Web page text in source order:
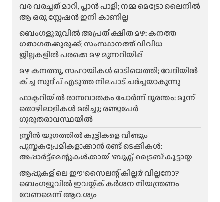
വര വരച്ചത് മാറി, പ്ലാൻ പാളി; നമ്മ മെട്രോ ലൈനിൽ
ആ ഒരു സ്റ്റേഷൻ ഇനി കാണില്ല
ബെംഗളൂരുവിൽ അപ്രതീക്ഷിത മഴ: കനത്ത
ഗതാഗതക്കുരുക്ക്; സംസ്ഥാനത്ത് വിവിധ
ജില്ലകളിൽ പരക്കെ മഴ മുന്നറിയിപ്പ്
മഴ കനത്തു, സഹായികൾ ഓടിയെത്തി; വേദിയിൽ
കിച്ച സുദീപ് എടുത്ത നിലപാട് ചർച്ചയാകുന്നു
ഫാക്ടറിയിൽ രാസവാതകം ചോർന്ന് ദുരന്തം: മൂന്ന്
തൊഴിലാളികൾ മരിച്ചു; രണ്ടുപേർ
ഗുരുതരാവസ്ഥയിൽ
സ്ക്രീൻ യുഗത്തിൽ കുട്ടികളെ വീണ്ടും
പുസ്തകപ്രേമികളാക്കാൻ രണ്ട് ടെക്കികൾ:
അപ്പാർട്ട്മെന്റുകൾക്കായി ‘ബുക്സ് ട്രൈബ്’ കൂട്ടായ്മ
ആപ്പുകളിലെ ഈ ‘സൈലന്റ് കില്ലർ’ വില്ലനോ?
ബെംഗളൂവിൽ ഇവയ്ക്ക് കർശന നിയന്ത്രണം
വേണമെന്ന് ആവശ്യം